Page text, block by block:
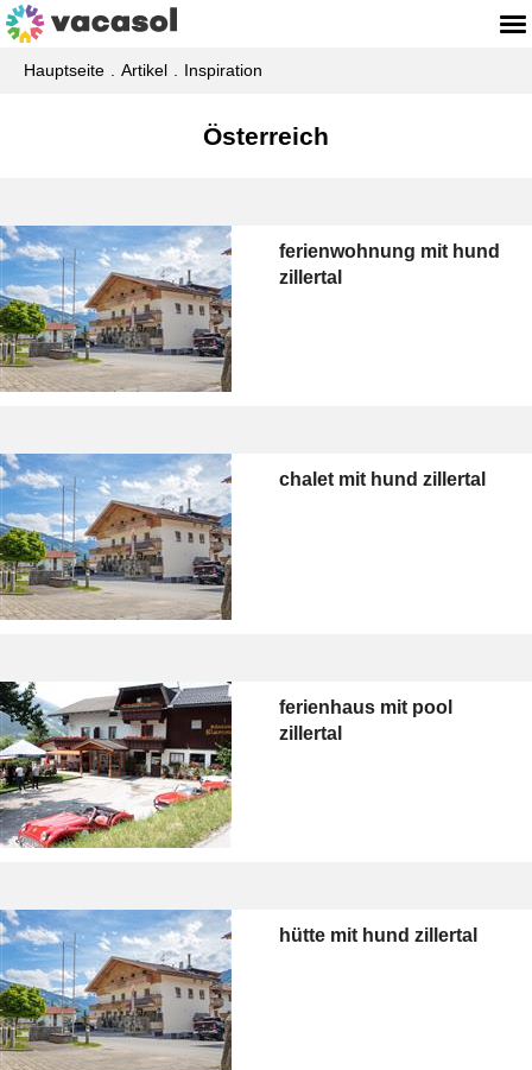
Hauptseite Artikel Inspiration
Österreich
ferienwohnung mit hund
zillertal
chalet mit hund zillertal
ferienhaus mit pool
zillertal
hütte mit hund zillertal